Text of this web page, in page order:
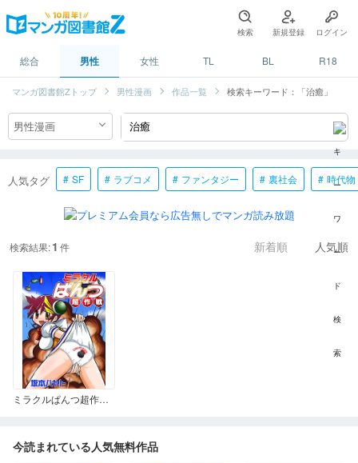
検索 新規登録 ログイン
総合 男性 女性 TL BL R18
マンガ図書館Zトップ 男性漫画 作品一覧 検索キーワード：「治癒」
人気タグ SF ラブコメ ファンタジー 裏社会 時代物
検索結果:1 件 新着順 人気順
ミラクルぱんつ超作戦 ミラクルぱんつ超作戦
今読まれている人気無料作品